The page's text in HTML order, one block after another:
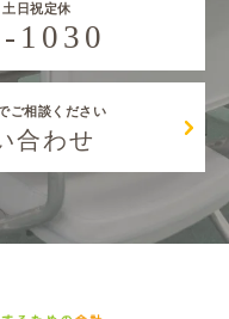
日祝定休
1030
ご相談ください
合わせ